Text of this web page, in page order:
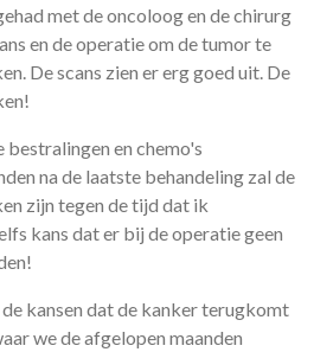
met de oncoloog en de chirurg
en de operatie om de tumor te
De scans zien er erg goed uit. De
en chemo's
na de laatste behandeling zal de
zijn tegen de tijd dat ik
kans dat er bij de operatie geen
kansen dat de kanker terugkomt
we de afgelopen maanden